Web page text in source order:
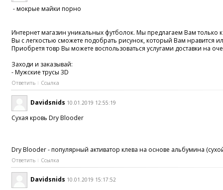
- мокрые майки порно
Интернет магазин уникальных футболок. Мы предлагаем Вам
Вы с легкостью сможете подобрать рисунок, который Вам нравится
Приобретя товр Вы можете воспользоваться услугами доставки на
Заходи и заказывай:
- Мужские трусы 3D
Ответить Ссылка
Davidsnids 10.01.2019 12:55:19
Сухая кровь Dry Blooder
Dry Blooder - популярный активатор клева на основе альбумина
Ответить Ссылка
Davidsnids 10.01.2019 15:17:52